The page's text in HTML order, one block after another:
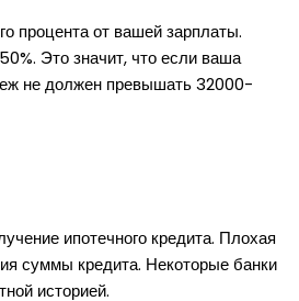
процента от вашей зарплаты.
Это значит, что если ваша
не должен превышать 32000-
ипотечного кредита. Плохая
суммы кредита. Некоторые банки
историей.